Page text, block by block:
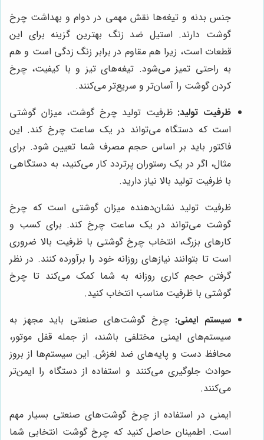
جنس بدنه و تیغه‌ها نقش مهمی در دوام و بهداشت چرخ
گوشت دارند. استیل ضد زنگ بهترین گزینه برای این
قطعات است، زیرا هم مقاوم در برابر زنگ زدگی است و هم
به راحتی تمیز می‌شود. تیغه‌های تیز و با کیفیت، چرخ
کردن گوشت را آسان‌تر و سریع‌تر می‌کنند.
ظرفیت تولید: ظرفیت تولید چرخ گوشت، میزان گوشتی
است که دستگاه می‌تواند در یک ساعت چرخ کند. این
فاکتور باید بر اساس حجم مصرف شما تعیین شود. برای
مثال، اگر در یک رستوران پرتردد کار می‌کنید، به دستگاهی
با ظرفیت تولید بالا نیاز دارید.
ظرفیت تولید نشان‌دهنده میزان گوشتی است که چرخ
گوشت می‌تواند در یک ساعت چرخ کند. برای کسب و
کارهای بزرگ، انتخاب چرخ گوشتی با ظرفیت بالا ضروری
است تا بتوانند نیازهای روزانه خود را برآورده کنند. در نظر
گرفتن حجم کاری روزانه به شما کمک می‌کند تا چرخ
گوشتی با ظرفیت مناسب انتخاب کنید.
سیستم ایمنی: چرخ گوشت‌های صنعتی باید مجهز به
سیستم‌های ایمنی مختلفی باشند، از جمله قفل موتور،
محافظ دست و پایه‌های ضد لغزش. این سیستم‌ها از بروز
حوادث جلوگیری می‌کنند و استفاده از دستگاه را ایمن‌تر
می‌کنند.
ایمنی در استفاده از چرخ گوشت‌های صنعتی بسیار مهم
است. اطمینان حاصل کنید که چرخ گوشت انتخابی شما